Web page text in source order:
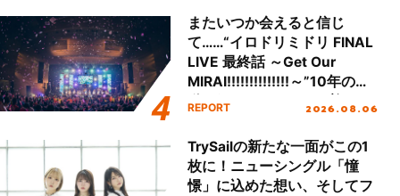
またいつか会えると信じ
て……“イロドリミドリ FINAL
LIVE 最終話 ～Get Our
MIRAI!!!!!!!!!!!!!!～”10年の活
動を経てファイナルを迎える
REPORT 2026.08.06
TrySailの新たな一面がこの1
枚に！ニューシングル「憧
憬」に込めた想い、そしてフ